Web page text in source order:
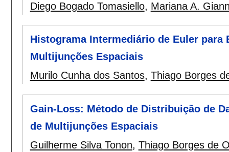
Diego Bogado Tomasiello, Mariana A.
Histograma Intermediário de Euler para
Multijunções Espaciais
Murilo Cunha dos Santos, Thiago Borges
Gain-Loss: Método de Distribuição de
de Multijunções Espaciais
Guilherme Silva Tonon, Thiago Borges de